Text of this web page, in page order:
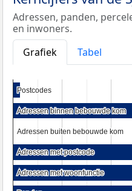
Adressen, panden,
en inwoners.
Grafiek
Tabel
Postcodes
Postcodes
Adressen binnen bebouwde kom
Adressen binnen bebouwde kom
Adressen buiten bebouwde kom
Adressen buiten bebouwde kom
Adressen met postcode
Adressen met postcode
Adressen met woonfunctie
Adressen met woonfunctie